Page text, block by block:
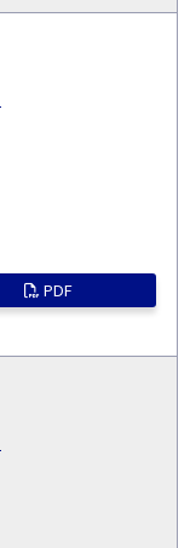
PDF